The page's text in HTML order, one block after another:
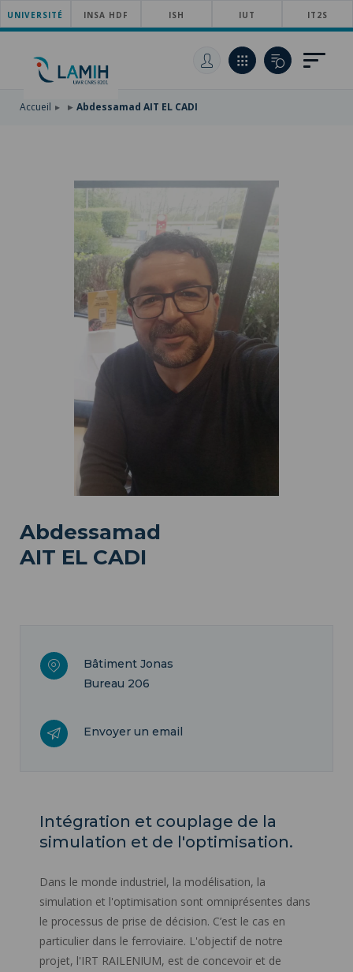
ACCÉDER
AU
PRINCIPAL
ALLER
CONTENU
PRINCIPAL
ACCÉDER
RECHERCHE
UNIVERSITÉ INSA HDF ISH IUT IT2S
Accueil Abdessamad AIT EL CADI
Abdessamad
AIT EL CADI
Bâtiment Jonas
Bureau 206
Envoyer un email
Intégration et couplage de la
simulation et de l'optimisation.
Dans le monde industriel, la modélisation, la
simulation et l'optimisation sont omniprésentes dans
le processus de prise de décision. C’est le cas en
particulier dans le ferroviaire. L'objectif de notre
projet, l'IRT RAILENIUM, est de concevoir et de